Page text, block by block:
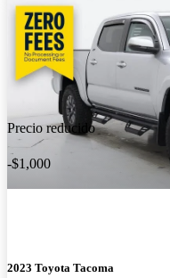
Precio reducido
-$1,000
2023 Toyota Tacoma